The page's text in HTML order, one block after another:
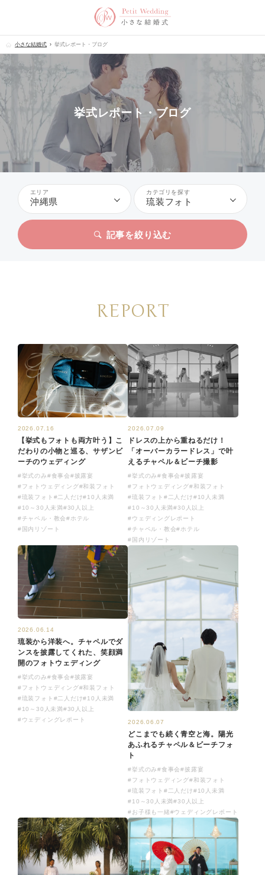
小さな結婚式 挙式レポート・ブログ
挙式レポート・ブログ
エリア
沖縄県
カテゴリを探す
琉装フォト
記事を絞り込む
REPORT
2026.07.16
【挙式もフォトも両方叶う】こ
だわりの小物と巡る、サザンビ
ーチのウェディング
#挙式のみ#食事会#披露宴
#フォトウェディング#和装フォト
#琉装フォト #二人だけ#10人未満
#10～30人未満#30人以上
#チャペル・教会#ホテル
#国内リゾート
2026.07.09
ドレスの上から重ねるだけ！
「オーバーカラードレス」で叶
えるチャペル＆ビーチ撮影
#挙式のみ#食事会#披露宴
#フォトウェディング#和装フォト
#琉装フォト #二人だけ#10人未満
#10～30人未満#30人以上
#ウェディングレポート
#チャペル・教会#ホテル
#国内リゾート
2026.06.14
琉装から洋装へ。チャペルでダ
ンスを披露してくれた、笑顔満
開のフォトウェディング
#挙式のみ#食事会#披露宴
#フォトウェディング#和装フォト
#琉装フォト #二人だけ#10人未満
#10～30人未満 #30人以上
#ウェディングレポート
2026.06.07
どこまでも続く青空と海。陽光
あふれるチャペル＆ビーチフォ
ト
#挙式のみ#食事会#披露宴
#フォトウェディング#和装フォト
#琉装フォト #二人だけ#10人未満
#10～30人未満#30人以上
#お子様も一緒#ウェディングレポート